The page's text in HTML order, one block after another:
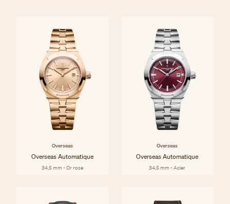
Overseas
Overseas Automatique
34,5 mm - Or rose
Overseas
Overseas Automatique
34,5 mm - Acier